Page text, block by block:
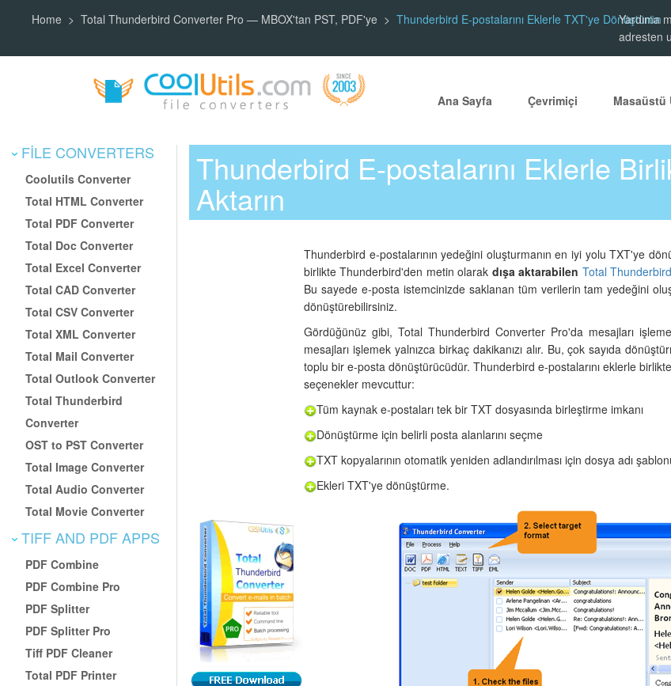
Home Total Thunderbird Converter Pro — MBOX'tan PST, PDF'ye Thunderbird E-postalarını Eklerle TXT'ye Dönüştürün
Yardıma
adresten
Ana Sayfa Çevrimiçi Masaüstü
FILE CONVERTERS
Coolutils Converter
Total HTML Converter
Total PDF Converter
Total Doc Converter
Total Excel Converter
Total CAD Converter
Total CSV Converter
Total XML Converter
Total Mail Converter
Total Outlook Converter
Total Thunderbird
Converter
OST to PST Converter
Total Image Converter
Total Audio Converter
Total Movie Converter
TIFF AND PDF APPS
PDF Combine
PDF Combine Pro
PDF Splitter
PDF Splitter Pro
Tiff PDF Cleaner
Total PDF Printer
Thunderbird E-postalarını Eklerle
Aktarın
Thunderbird e-postalarının yedeğini oluşturmanın en iyi yolu TXT'ye
birlikte Thunderbird'den metin olarak dışa aktarabilen Total
Bu sayede e-posta istemcinizde saklanan tüm verilerin tam yedeğini
dönüştürebilirsiniz.
Gördüğünüz gibi, Total Thunderbird Converter Pro'da mesajları
mesajları işlemek yalnızca birkaç dakikanızı alır. Bu, çok sayıda
toplu bir e-posta dönüştürücüdür. Thunderbird e-postalarını eklerle
seçenekler mevcuttur:
Tüm kaynak e-postaları tek bir TXT dosyasında birleştirme imkanı
Dönüştürme için belirli posta alanlarını seçme
TXT kopyalarının otomatik yeniden adlandırılması için dosya adı
Ekleri TXT'ye dönüştürme.